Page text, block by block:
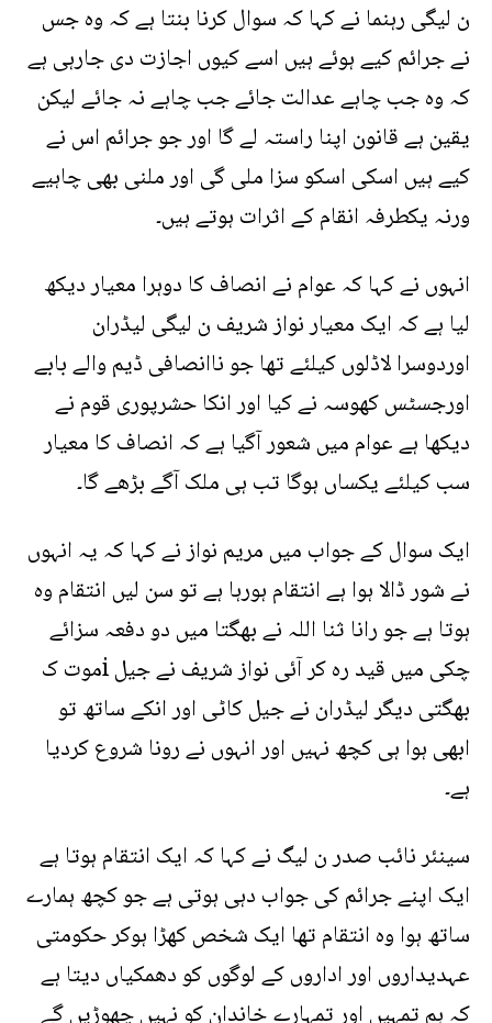
ن لیگی رہنما نے کہا کہ سوال کرنا بنتا ہے کہ وہ جس
نے جرائم کیے ہوئے ہیں اسے کیوں اجازت دی جارہی ہے
کہ وہ جب چاہے عدالت جائے جب چاہے نہ جائے لیکن
یقین ہے قانون اپنا راستہ لے گا اور جو جرائم اس نے
کیے ہیں اسکی اسکو سزا ملی گی اور ملنی بھی چاہیے
ورنہ یکطرفہ انقام کے اثرات ہوتے ہیں۔
انہوں نے کہا کہ عوام نے انصاف کا دوہرا معیار دیکھ
لیا ہے کہ ایک معیار نواز شریف ن لیگی لیڈران
اوردوسرا لاڈلوں کیلئے تھا جو ناانصافی ڈیم والے بابے
اورجسٹس کھوسہ نے کیا اور انکا حشرپوری قوم نے
دیکھا ہے عوام میں شعور آگیا ہے کہ انصاف کا معیار
سب کیلئے یکساں ہوگا تب ہی ملک آگے بڑھے گا۔
ایک سوال کے جواب میں مریم نواز نے کہا کہ یہ انہوں
نے شور ڈالا ہوا ہے انتقام ہورہا ہے تو سن لیں انتقام وہ
ہوتا ہے جو رانا ثنا اللہ نے بھگتا میں دو دفعہ سزائے
موت کi چکی میں قید رہ کر آئی نواز شریف نے جیل
بھگتی دیگر لیڈران نے جیل کاٹی اور انکے ساتھ تو
ابھی ہوا ہی کچھ نہیں اور انہوں نے رونا شروع کردیا
ہے۔
سینئر نائب صدر ن لیگ نے کہا کہ ایک انتقام ہوتا ہے
ایک اپنے جرائم کی جواب دہی ہوتی ہے جو کچھ ہمارے
ساتھ ہوا وہ انتقام تھا ایک شخص کھڑا ہوکر حکومتی
عہدیداروں اور اداروں کے لوگوں کو دھمکیاں دیتا ہے